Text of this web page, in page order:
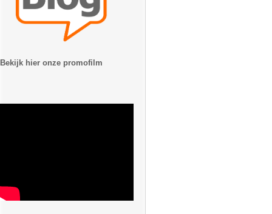
Bekijk hier onze promofilm